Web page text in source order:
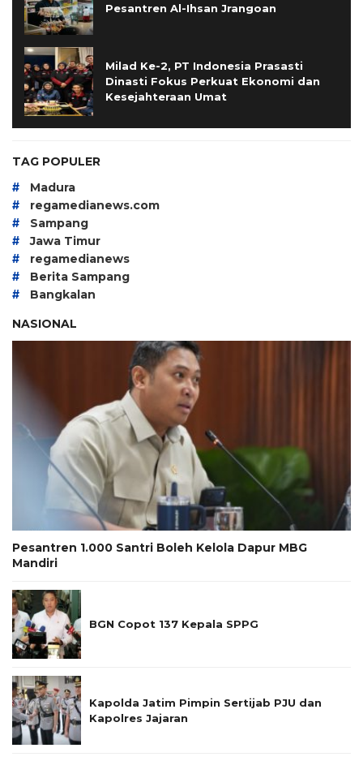
Pesantren Al-Ihsan Jrangoan
Milad Ke-2, PT Indonesia Prasasti
Dinasti Fokus Perkuat Ekonomi dan
Kesejahteraan Umat
TAG POPULER
# Madura
# regamedianews.com
# Sampang
# Jawa Timur
# regamedianews
# Berita Sampang
#
Bangkalan
NASIONAL
Pesantren 1.000 Santri Boleh Kelola Dapur MBG
Mandiri
BGN Copot 137 Kepala SPPG
Kapolda Jatim Pimpin Sertijab PJU dan
Kapolres Jajaran